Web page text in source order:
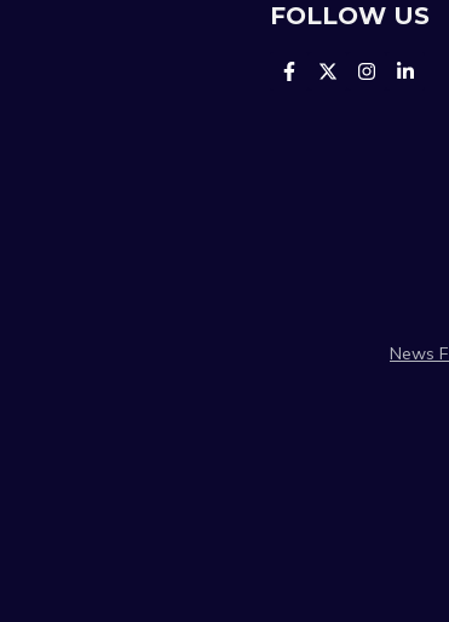
FOLLOW US
News